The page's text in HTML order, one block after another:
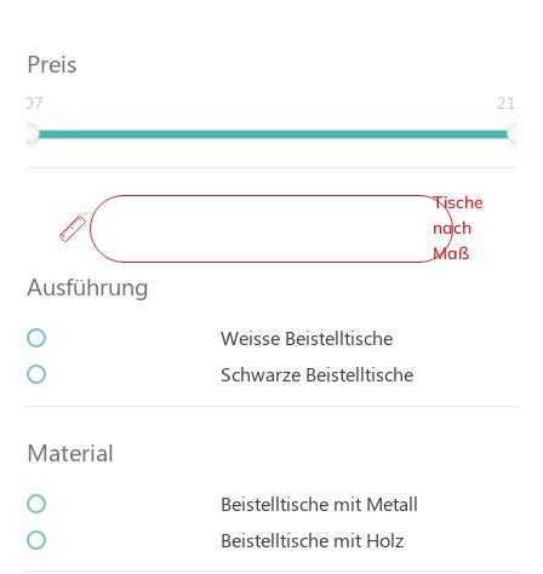
Preis
307 2194
Tische
nach
Maß
Ausführung
Weisse Beistelltische
Schwarze Beistelltische
Material
Beistelltische mit Metall
Beistelltische mit Holz